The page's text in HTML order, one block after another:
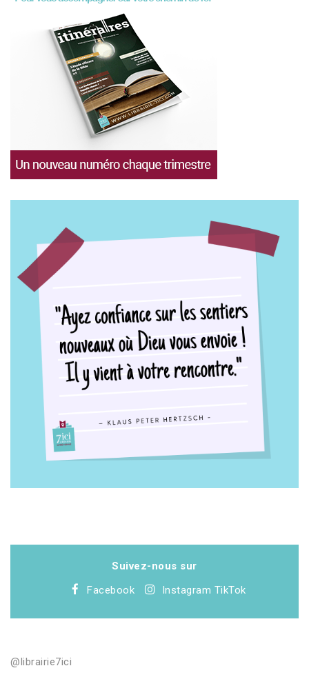
Suivez-nous sur
Facebook
Instagram TikTok
@librairie7ici